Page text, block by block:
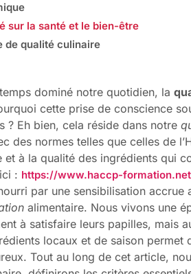
sur la santé et le bien-être
de qualité culinaire
dominé notre quotidien, la
cette prise de conscience
? Eh bien, cela réside dans notre
des normes telles que celles de
à la qualité des ingrédients qui
: https://www.haccp-formation.net
par une sensibilisation accrue
alimentaire. Nous vivons une
à satisfaire leurs papilles, mais
locaux et de saison permet
Tout au long de cet article,